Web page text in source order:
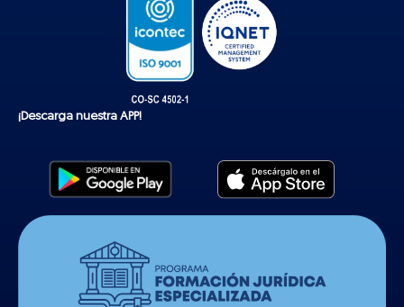
¡Descarga nuestra APP!